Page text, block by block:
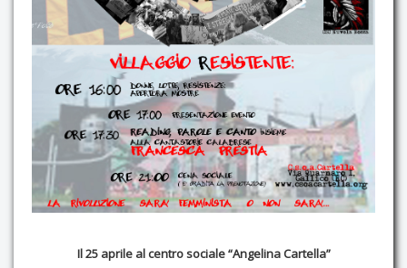
Il 25 aprile al centro sociale “Angelina Cartella”